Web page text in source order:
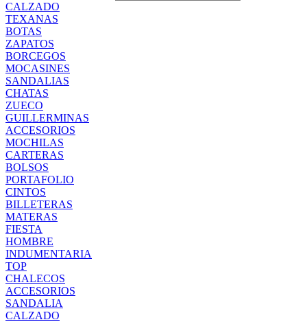
CALZADO
TEXANAS
BOTAS
ZAPATOS
BORCEGOS
MOCASINES
SANDALIAS
CHATAS
ZUECO
GUILLERMINAS
ACCESORIOS
MOCHILAS
CARTERAS
BOLSOS
PORTAFOLIO
CINTOS
BILLETERAS
MATERAS
FIESTA
HOMBRE
INDUMENTARIA
TOP
CHALECOS
ACCESORIOS
SANDALIA
CALZADO